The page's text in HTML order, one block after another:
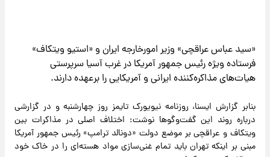
«سید عباس عراقچی» وزیر امورخارجه ایران و «استیو ویتکاف»
فرستاده ویژه رئیس جمهور آمریکا در غرب آسیا سرپرستی
هیات‌های مذاکره‌کننده ایرانی و آمریکایی را برعهده دارند.
بنابر گزارش ایسنا، روزنامه نیویورک تایمز روز چهارشنبه و در گزارشی
درباره روند این گفت‌وگوها نوشت: اختلاف اصلی در مذاکرات بین
ویتکاف و عراقچی بر موضع دولت «دونالد ترامپ» رئیس جمهور آمریکا
مبنی بر اینکه تهران باید تمام غنی‌سازی مواد هسته‌ای را در خاک خود